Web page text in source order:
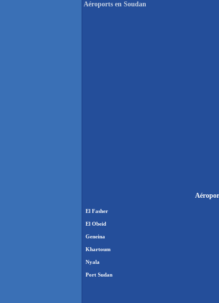
Aéroports en Soudan
El Fasher
El Obeid
Geneina
Khartoum
Nyala
Port Sudan